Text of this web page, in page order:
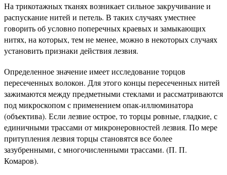
На трикотажных тканях возникает сильное закручивание и
распускание нитей и петель. В таких случаях уместнее
говорить об условно поперечных краевых и замыкающих
нитях, на которых, тем не менее, можно в некоторых случаях
установить признаки действия лезвия.
Определенное значение имеет исследование торцов
пересеченных волокон. Для этого концы пересеченных нитей
зажимаются между предметными стеклами и рассматриваются
под микроскопом с применением опак-иллюминатора
(объектива). Если лезвие острое, то торцы ровные, гладкие, с
единичными трассами от микронеровностей лезвия. По мере
притупления лезвия торцы становятся все более
зазубренными, с многочисленными трассами. (П. П.
Комаров).